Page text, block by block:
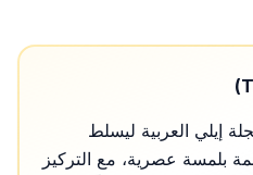
2022 من مجلة إيلي العربية ليسلط
بلمسة عصرية، مع التركيز